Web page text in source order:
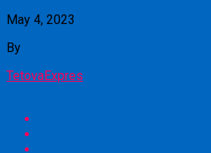
May 4, 2023
By
TetovaExpres